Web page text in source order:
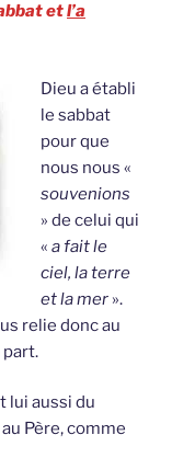
etl’a
Dieu a établi
le sabbat
pour que
nous nous «
souvenions
» de celui qui
« a fait le
ciel, la terre
et la mer ».
relie donc au
part.
lui aussi du
Père, comme